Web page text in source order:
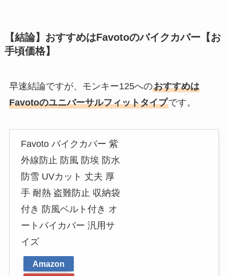
【結論】おすすめはFavotoのバイクカバー【お
手頃価格】
早速結論ですが、モンキー125へのおすすめは
Favotoのユニバーサルフィットタイプです。
Favoto バイクカバー 紫
外線防止 防風 防埃 防水
防雪 UVカット 丈夫 厚
手 耐熱 盗難防止 収納袋
付き 防風ベルト付き オ
ートバイカバー 汎用サ
イズ
Amazon